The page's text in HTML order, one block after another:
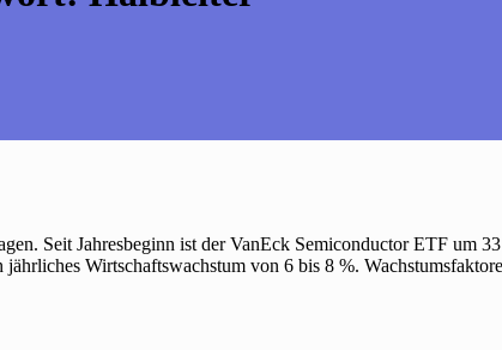
Seit Jahresbeginn ist der VanEck Semiconductor ETF um
Wirtschaftswachstum von 6 bis 8 %.